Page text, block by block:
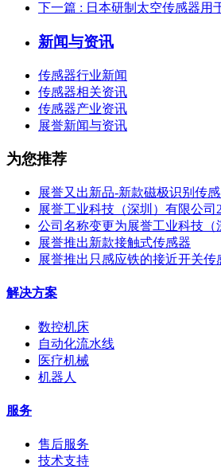
下一篇 : 日本研制太空传感器用
新闻与资讯
传感器行业新闻
传感器相关资讯
传感器产业资讯
展誉新闻与资讯
为您推荐
展誉又出新品-新款磁极识别传
展誉工业科技（深圳）有限公司
公司名称变更为展誉工业科技（
展誉推出新款接触式传感器
展誉推出只感应铁的接近开关传
解决方案
数控机床
自动化流水线
医疗机械
机器人
服务
售后服务
技术支持